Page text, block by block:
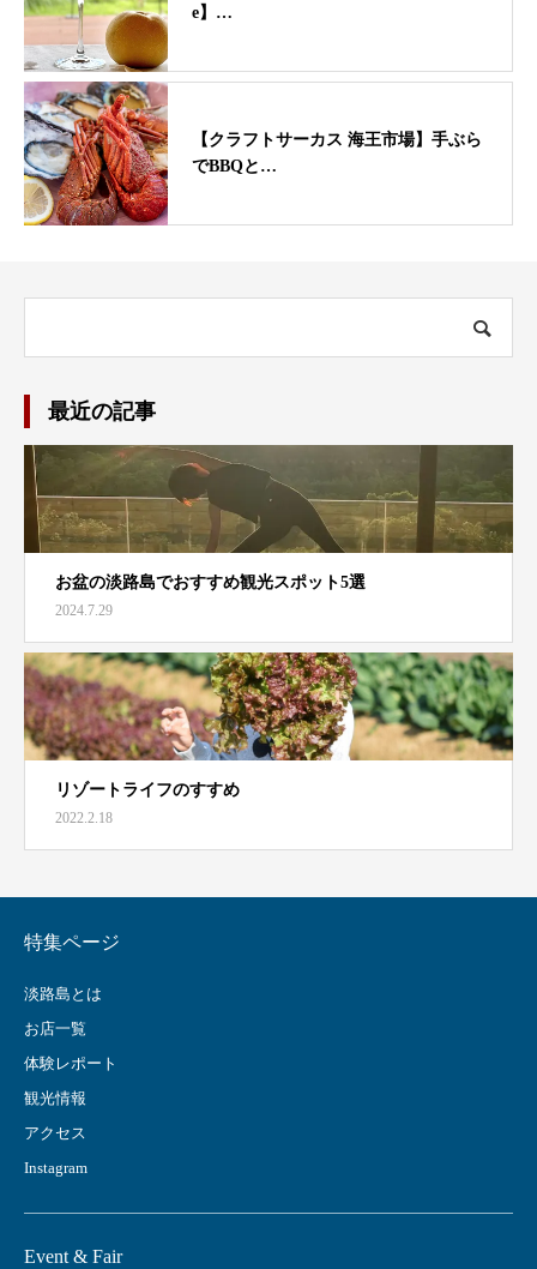
e】…
【クラフトサーカス 海王市場】手ぶら
でBBQと…
最近の記事
お盆の淡路島でおすすめ観光スポット5選
2024.7.29
リゾートライフのすすめ
2022.2.18
特集ページ
淡路島とは
お店一覧
体験レポート
観光情報
アクセス
Instagram
Event & Fair